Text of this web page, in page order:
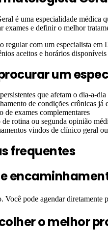
é uma especialidade médica
exames e definir o melhor
regular com um especialista em
aceitos e horários
um
que afetam o dia-a-dia
de condições crônicas já
de exames complementares
rotina ou segunda opinião
vindos de clínico geral
frequentes
Você pode agendar
o melhor